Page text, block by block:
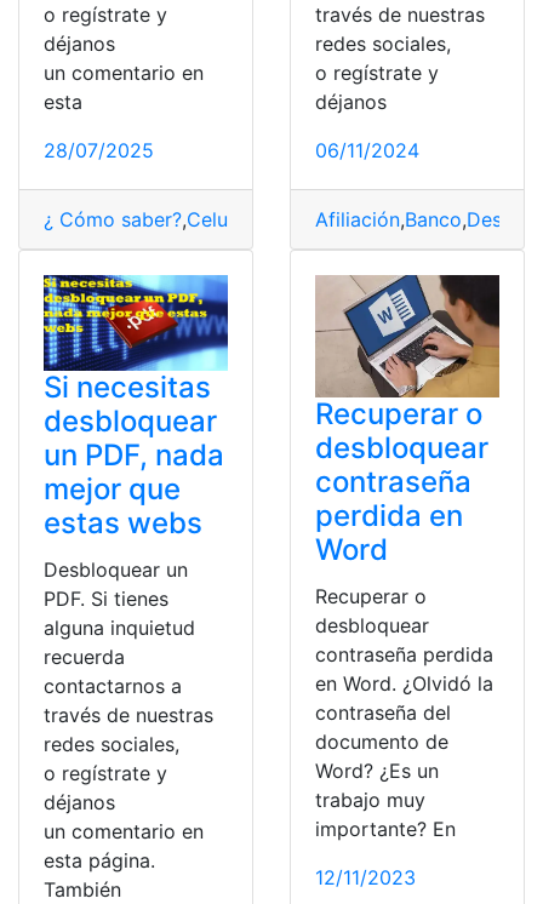
o regístrate y
déjanos
un comentario en
esta
28/07/2025
¿ Cómo saber?,Celular Desbloquear,Iphone,Mexico
través de nuestras
redes sociales,
o regístrate y
déjanos
06/11/2024
Afiliación,Banco,
Si necesitas
desbloquear
un PDF, nada
mejor que
estas webs
Desbloquear un
PDF. Si tienes
alguna inquietud
recuerda
contactarnos a
través de nuestras
redes sociales,
o regístrate y
déjanos
un comentario en
esta página.
También
Recuperar o
desbloquear
contraseña
perdida en
Word
Recuperar o
desbloquear
contraseña perdida
en Word. ¿Olvidó la
contraseña del
documento de
Word? ¿Es un
trabajo muy
importante? En
12/11/2023